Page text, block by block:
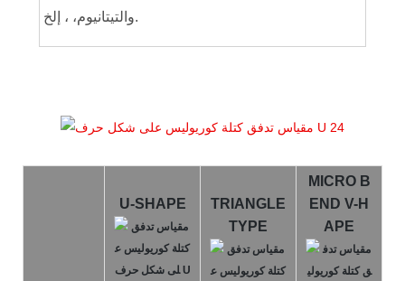
والتيتانيوم،، إلخ.
U-SHAPE
TRIANGLE
TYPE
MICRO B
END V-H
APE